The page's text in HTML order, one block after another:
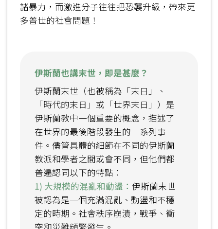
諸暴力，而激進分子往往把恐襲升級，帶來更
多普世的社會問題！
伊斯蘭也講末世，即是甚麼？
伊斯蘭末世（也被稱為「末日」、
「時代的末日」或「世界末日」）是
伊斯蘭教中一個重要的概念，描述了
在世界的最後階段發生的一系列事
件。儘管具體的細節在不同的伊斯蘭
教派和學者之間或會不同，但他們都
普遍認同以下的特點：
1) 大規模的混亂和動盪：伊斯蘭末世
被認為是一個充滿混亂、動盪和不穩
定的時期。社會秩序崩潰，戰爭、衝